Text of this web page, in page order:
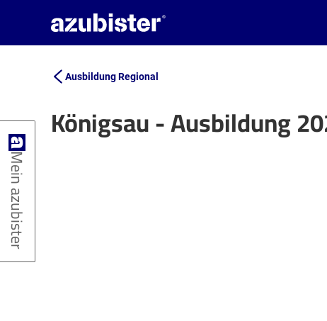
Ausbildung Regional
Königsau - Ausbildung
Mein azubister